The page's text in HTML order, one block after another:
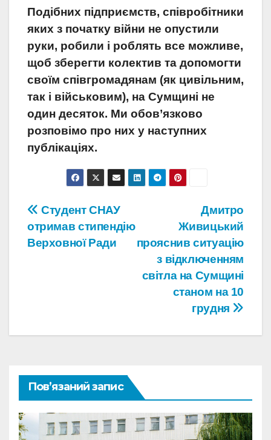
Подібних підприємств, співробітники
яких з початку війни не опустили
руки, робили і роблять все можливе,
щоб зберегти колектив та допомогти
своїм співгромадянам (як цивільним,
так і військовим), на Сумщині не
один десяток. Ми обов’язково
розповімо про них у наступних
публікаціях.
Навігація
записів
Дмитро
Живицький
прояснив ситуацію
з відключенням
світла на Сумщині
станом на 10
грудня
Студент СНАУ
отримав стипендію
Верховної Ради
Пов’язаний запис